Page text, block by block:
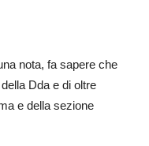
nota, fa sapere che
Dda e di oltre
e della sezione